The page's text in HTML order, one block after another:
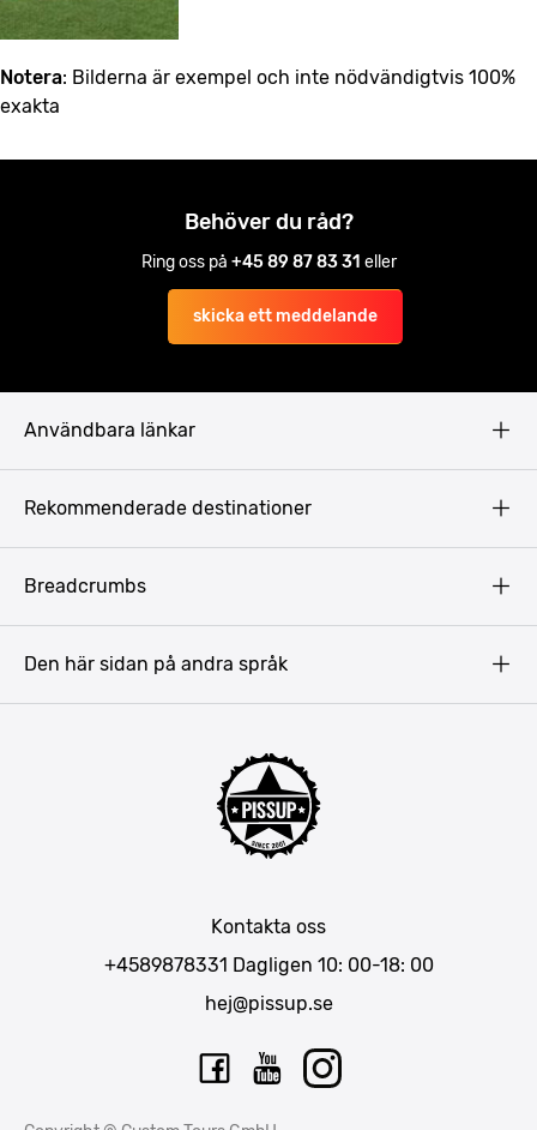
Notera: Bilderna är exempel och inte nödvändigtvis 100%
exakta
Behöver du råd?
Ring oss på +45 89 87 83 31 eller
skicka ett meddelande
Användbara länkar
Rekommenderade destinationer
Breadcrumbs
Kontakta oss
+4589878331 Dagligen 10: 00-18: 00
hej@pissup.se
Den här sidan på andra språk